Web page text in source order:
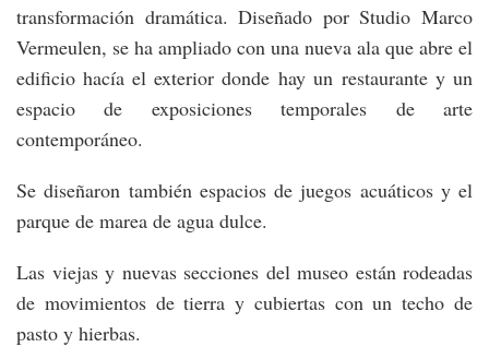
transformación dramática. Diseñado por Studio Marco
Vermeulen, se ha ampliado con una nueva ala que abre el
edificio hacía el exterior donde hay unrestaurante y un
espacio de exposiciones temporales de arte
contemporáneo.
Se diseñaron también espacios de juegos acuáticos y el
parque de marea de agua dulce.
Las viejas y nuevas secciones del museo están rodeadas
de movimientos de tierra y cubiertas con un techo de
pasto y hierbas.